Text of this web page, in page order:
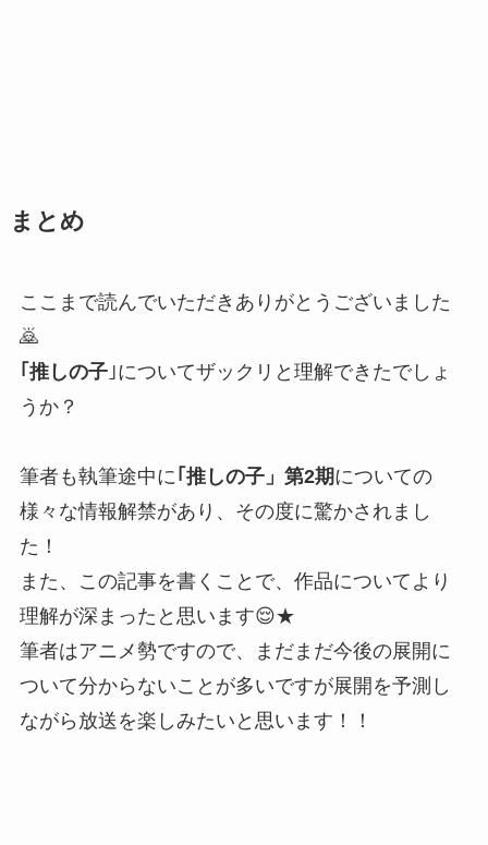
まとめ
ここまで読んでいただきありがとうございました
🙇
｢推しの子｣についてザックリと理解できたでしょ
うか？
筆者も執筆途中に ｢推しの子」第2期についての
様々な情報解禁があり、その度に驚かされまし
た！
また、この記事を書くことで、作品についてより
理解が深まったと思います😌★
筆者はアニメ勢ですので、まだまだ今後の展開に
ついて分からないことが多いですが展開を予測し
ながら放送を楽しみたいと思います！！